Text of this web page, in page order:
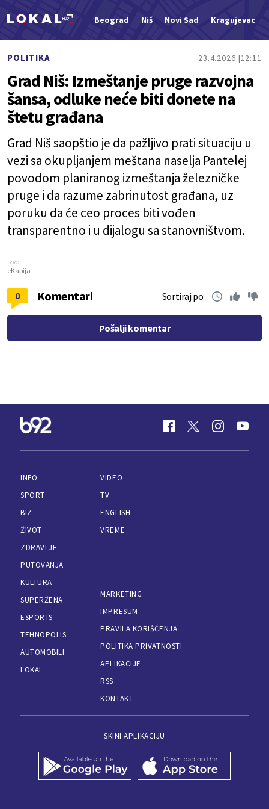
Beograd Niš Novi Sad Kragujevac
POLITIKA 23.4.2026. 12:11
Grad Niš: Izmeštanje pruge razvojna
šansa, odluke neće biti donete na
štetu građana
Grad Niš saopštio je da pažljivo prati situaciju u
vezi sa okupljanjem meštana naselja Pantelej
povodom planiranog izmeštanja železničke
pruge i da razume zabrinutost građana, uz
poruku da će ceo proces biti vođen
transparentno i u dijalogu sa stanovništvom.
Izvor:
eKapija
0 Komentari Sortiraj po:
Pošalji komentar
INFO
SPORT
BIZ
ŽIVOT
ZDRAVLJE
PUTOVANJA
KULTURA
SUPERŽENA
ESPORTS
TEHNOPOLIS
AUTOMOBILI
LOKAL
VIDEO
TV
ENGLISH
VREME
MARKETING
IMPRESUM
PRAVILA KORIŠĆENJA
POLITIKA PRIVATNOSTI
APLIKACIJE
RSS
KONTAKT
SKINI APLIKACIJU